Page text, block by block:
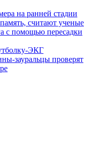
на ранней стадии
считают ученые
с помощью пересадки
ЭКГ
зауральцы проверят